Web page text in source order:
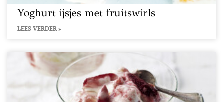
Yoghurt ijsjes met fruitswirls
LEES VERDER »